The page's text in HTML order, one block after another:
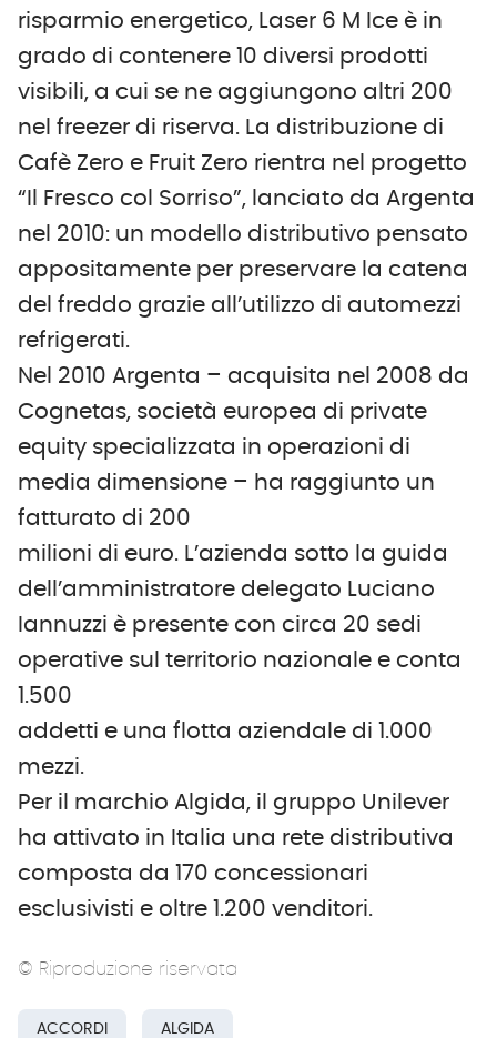
risparmio energetico, Laser 6 M Ice è in
grado di contenere 10 diversi prodotti
visibili, a cui se ne aggiungono altri 200
nel freezer di riserva. La distribuzione di
Cafè Zero e Fruit Zero rientra nel progetto
“Il Fresco col Sorriso”, lanciato da Argenta
nel 2010: un modello distributivo pensato
appositamente per preservare la catena
del freddo grazie all’utilizzo di automezzi
refrigerati.
Nel 2010 Argenta – acquisita nel 2008 da
Cognetas, società europea di private
equity specializzata in operazioni di
media dimensione – ha raggiunto un
fatturato di 200
milioni di euro. L’azienda sotto la guida
dell’amministratore delegato Luciano
Iannuzzi è presente con circa 20 sedi
operative sul territorio nazionale e conta
1.500
addetti e una flotta aziendale di 1.000
mezzi.
Per il marchio Algida, il gruppo Unilever
ha attivato in Italia una rete distributiva
composta da 170 concessionari
esclusivisti e oltre 1.200 venditori.
© Riproduzione riservata
ACCORDI ALGIDA